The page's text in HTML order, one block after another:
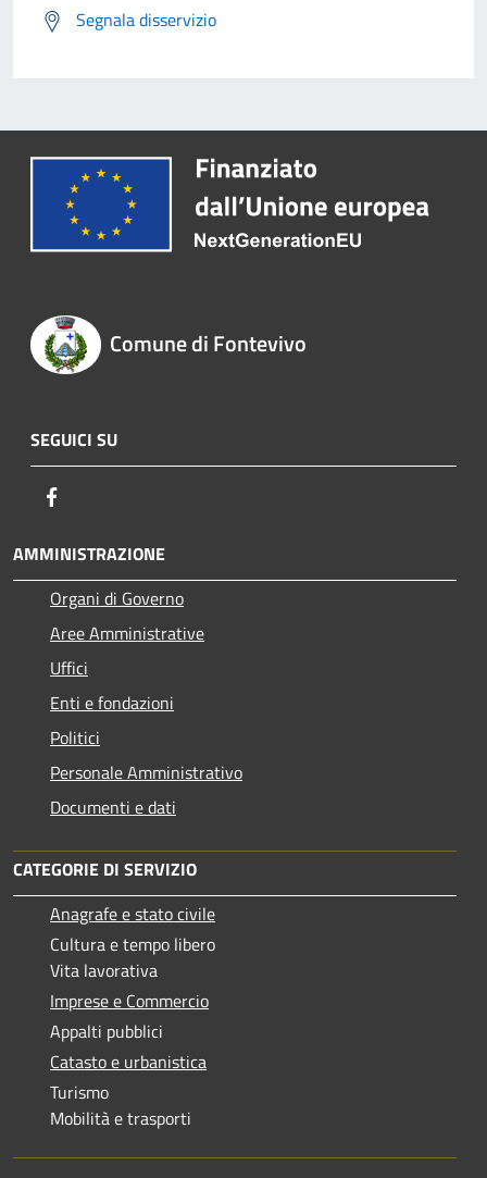
Segnala disservizio
Comune di Fontevivo
SEGUICI SU
AMMINISTRAZIONE
Organi di Governo
Aree Amministrative
Uffici
Enti e fondazioni
Politici
Personale Amministrativo
Documenti e dati
CATEGORIE DI SERVIZIO
Anagrafe e stato civile
Cultura e tempo libero
Vita lavorativa
Imprese e Commercio
Appalti pubblici
Catasto e urbanistica
Turismo
Mobilità e trasporti